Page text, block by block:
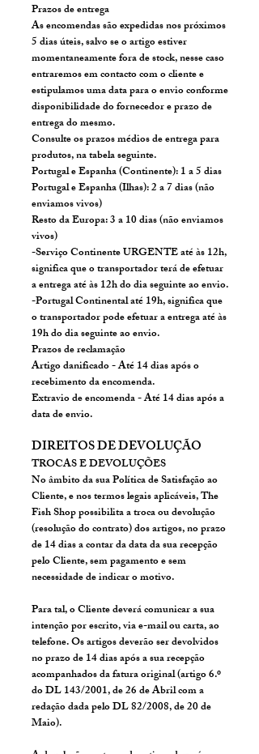
Prazos de entrega
As encomendas são expedidas nos próximos
5 dias úteis, salvo se o artigo estiver
momentaneamente fora de stock, nesse caso
entraremos em contacto com o cliente e
estipulamos uma data para o envio conforme
disponibilidade do fornecedor e prazo de
entrega do mesmo.
Consulte os prazos médios de entrega para
produtos, na tabela seguinte.
Portugal e Espanha (Continente): 1 a 5 dias
Portugal e Espanha (Ilhas): 2 a 7 dias (não
enviamos vivos)
Resto da Europa: 3 a 10 dias (não enviamos
vivos)
-Serviço Continente URGENTE até às 12h,
significa que o transportador terá de efetuar
a entrega até às 12h do dia seguinte ao envio.
-Portugal Continental até 19h, significa que
o transportador pode efetuar a entrega até às
19h do dia seguinte ao envio.
Prazos de reclamação
Artigo danificado - Até 14 dias após o
recebimento da encomenda.
Extravio de encomenda - Até 14 dias após a
data de envio.
DIREITOS DE DEVOLUÇÃO
TROCAS E DEVOLUÇÕES
No âmbito da sua Política de Satisfação ao
Cliente, e nos termos legais aplicáveis, The
Fish Shop possibilita a troca ou devolução
(resolução do contrato) dos artigos, no prazo
de 14 dias a contar da data da sua recepção
pelo Cliente, sem pagamento e sem
necessidade de indicar o motivo.
Para tal, o Cliente deverá comunicar a sua
intenção por escrito, via e-mail ou carta, ao
telefone. Os artigos deverão ser devolvidos
no prazo de 14 dias após a sua recepção
acompanhados da fatura original (artigo 6.º
do DL 143/2001, de 26 de Abril com a
redação dada pelo DL 82/2008, de 20 de
Maio).